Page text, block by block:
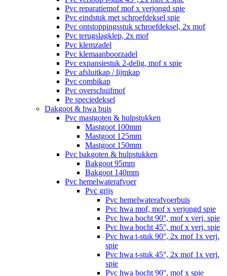
Pvc reparatiemof mof x verjongd spie
Pvc eindstuk met schroefdeksel spie
Pvc ontstoppingsstuk schroefdeksel, 2x mof
Pvc terugslagklep, 2x mof
Pvc klemzadel
Pvc klemaanboorzadel
Pvc expansiestuk 2-delig, mof x spie
Pvc afsluitkap / lijmkap
Pvc combikap
Pvc overschuifmof
Pe speciedeksel
Dakgoot & hwa buis
Pvc mastgoten & hulpstukken
Mastgoot 100mm
Mastgoot 125mm
Mastgoot 150mm
Pvc bakgoten & hulpstukken
Bakgoot 95mm
Bakgoot 140mm
Pvc hemelwaterafvoer
Pvc grijs
Pvc hemelwaterafvoerbuis
Pvc hwa mof, mof x verjongd spie
Pvc hwa bocht 90°, mof x verj. spie
Pvc hwa bocht 45°, mof x verj. spie
Pvc hwa t-stuk 90°, 2x mof 1x verj.
spie
Pvc hwa t-stuk 45°, 2x mof 1x verj.
spie
Pvc hwa bocht 90°, mof x spie